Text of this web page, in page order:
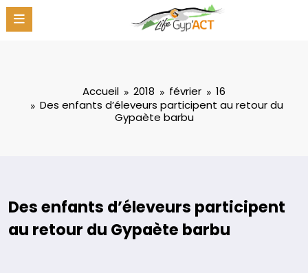
Aller
contenu
Accueil 2018 février
16
Des enfants d’éleveurs participent au retour du
Gypaète barbu
Des enfants d’éleveurs participent
au retour du Gypaète barbu